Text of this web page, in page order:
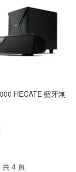
HECATE 藍牙無
共 4 頁